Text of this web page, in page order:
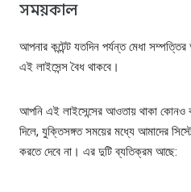
সময়কাল
আপনার কন্টেন্ট যতদিন পর্যন্ত মেধা
এই লাইসেন্স বৈধ থাকবে।
আপনি এই লাইসেন্সের আওতায় থাকা কোনও
দিলে, যুক্তিসঙ্গত সময়ের মধ্যে আমাদের
করতে দেবে না। এর দুটি ব্যতিক্রম আছে: